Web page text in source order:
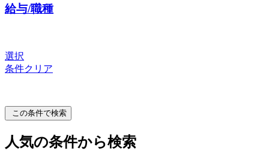
給与/職種
選択
条件クリア
この条件で検索
人気の条件から検索